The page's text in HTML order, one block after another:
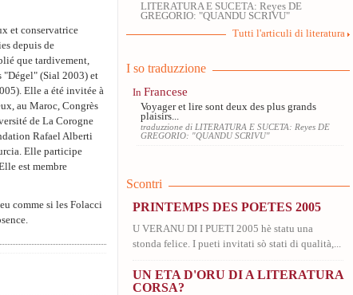
et conservatrice
depuis de
que tardivement,
"Dégel" (Sial 2003) et
Elle a été invitée à
au Maroc, Congrès
de La Corogne
Rafael Alberti
Elle participe
est membre
comme si les Folacci
LITERATURA E SUCETA: Reyes DE
GREGORIO: "QUANDU SCRIVU"
Tutti l'articuli di literatura
I so traduzzione
In Francese
Voyager et lire sont deux des plus grands
plaisirs...
traduzzione di LITERATURA E SUCETA: Reyes DE
GREGORIO: "QUANDU SCRIVU"
Scontri
PRINTEMPS DES POETES 2005
U VERANU DI I PUETI 2005 hè statu una
stonda felice. I pueti invitati sò stati di qualità,...
UN ETA D'ORU DI A LITERATURA
CORSA?